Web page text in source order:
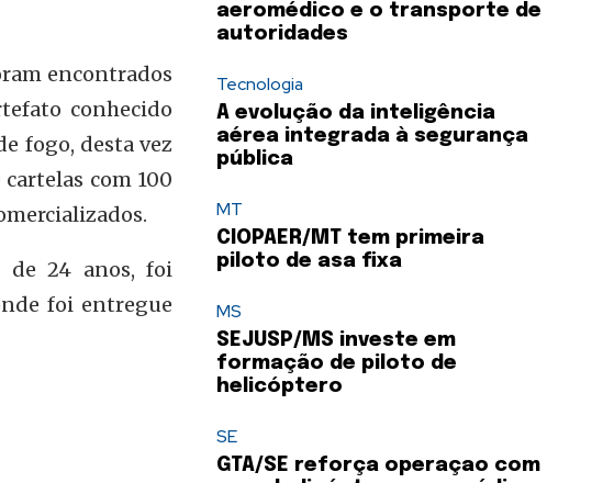
encontrados
conhecido
fogo, desta vez
com 100
de 24 anos, foi
foi entregue
aeromédico e o transporte de
autoridades
Tecnologia
A evolução da inteligência
aérea integrada à segurança
pública
MT
CIOPAER/MT tem primeira
piloto de asa fixa
MS
SEJUSP/MS investe em
formação de piloto de
helicóptero
SE
GTA/SE reforça operaçao com